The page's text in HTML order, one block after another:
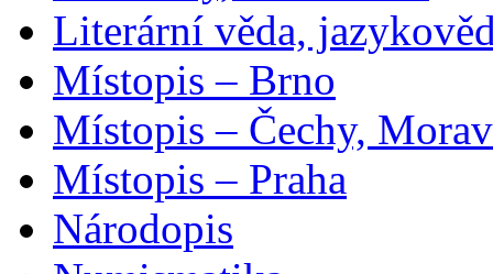
Literární věda,
Místopis – Brno
Místopis – Čechy,
Místopis – Praha
Národopis